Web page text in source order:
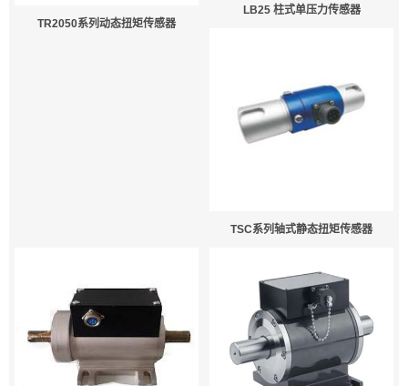
TR2050系列动态扭矩传感器
LB25 柱式单压力传感器
TSC系列轴式静态扭矩传感器